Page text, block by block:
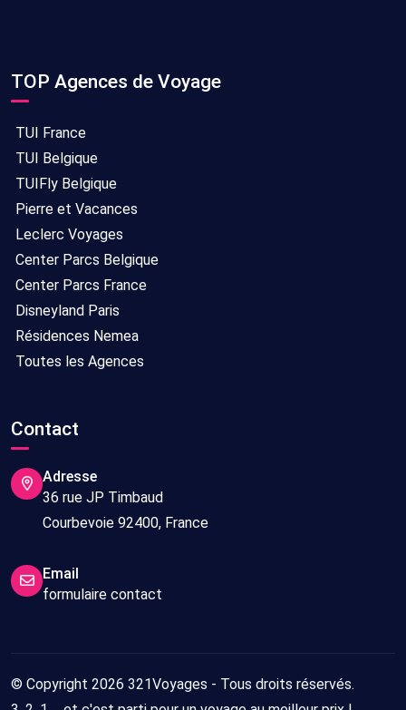
TOP Agences de Voyage
TUI France
TUI Belgique
TUIFly Belgique
Pierre et Vacances
Leclerc Voyages
Center Parcs Belgique
Center Parcs France
Disneyland Paris
Résidences Nemea
Toutes les Agences
Contact
Adresse
36 rue JP Timbaud
Courbevoie 92400, France
Email
formulaire contact
© Copyright 2026 321Voyages - Tous droits réservés.